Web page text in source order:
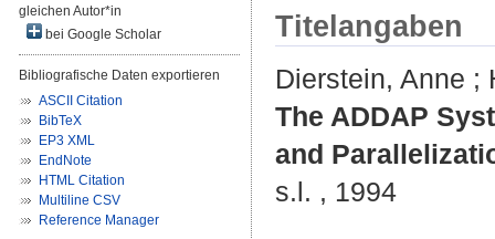
gleichen Autor*in
bei Google Scholar
Bibliografische Daten exportieren
ASCII Citation
BibTeX
EP3 XML
EndNote
HTML Citation
Multiline CSV
Reference Manager
Titelangaben
Dierstein, Anne ;
The ADDAP
and
s.l. , 1994